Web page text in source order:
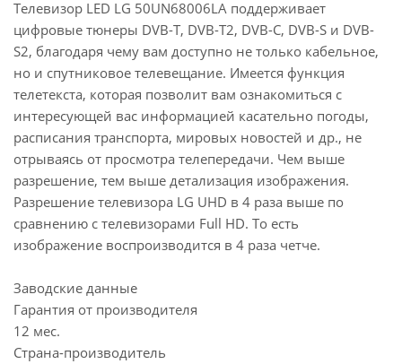
Телевизор LED LG 50UN68006LA поддерживает
цифровые тюнеры DVB-T, DVB-T2, DVB-C, DVB-S и DVB-
S2, благодаря чему вам доступно не только кабельное,
но и спутниковое телевещание. Имеется функция
телетекста, которая позволит вам ознакомиться с
интересующей вас информацией касательно погоды,
расписания транспорта, мировых новостей и др., не
отрываясь от просмотра телепередачи. Чем выше
разрешение, тем выше детализация изображения.
Разрешение телевизора LG UHD в 4 раза выше по
сравнению с телевизорами Full HD. То есть
изображение воспроизводится в 4 раза четче.
Заводские данные
Гарантия от производителя
12 мес.
Страна-производитель